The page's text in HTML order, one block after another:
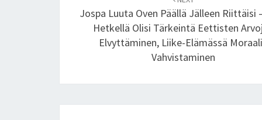
navigation
Jospa Luuta Oven Päällä Jälleen Riittäisi
Hetkellä Olisi Tärkeintä Eettisten
Elvyttäminen, Liike-Elämässä
Vahvistaminen